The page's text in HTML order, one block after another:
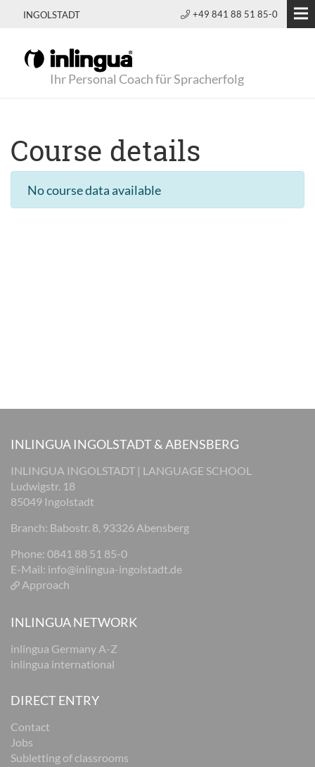
INGOLSTADT +49 841 88 51 85-0
Ihr Personal Coach für Spracherfolg
Course details
No course data available
INLINGUA INGOLSTADT & ABENSBERG
INLINGUA INGOLSTADT | LANGUAGE SCHOOL
Ludwigstr. 18
85049 Ingolstadt
Branch: Babostr. 8, 93326 Abensberg
Phone: 0841 88 51 85-0
E-Mail: info@inlingua-ingolstadt.de
Approach
INLINGUA NETWORK
inlingua Germany A-Z
inlingua international
DIRECT ENTRY
Contact
Jobs
Subletting of classrooms